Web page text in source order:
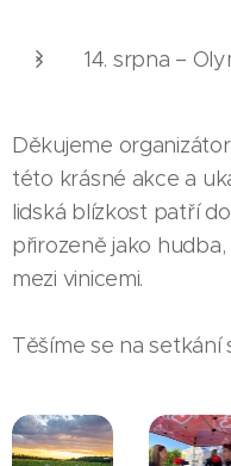
14. srpna –
Děkujeme
této krásné akce a
lidská blízkost patří
přirozeně jako
mezi vinicemi.
Těšíme se na setkání